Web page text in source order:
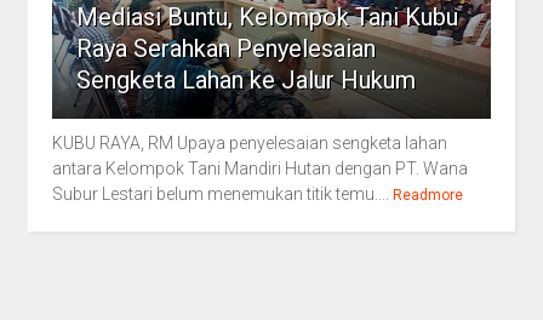
Mediasi Buntu, Kelompok Tani Kubu
Raya Serahkan Penyelesaian
Sengketa Lahan ke Jalur Hukum
KUBU RAYA, RM Upaya penyelesaian sengketa lahan
antara Kelompok Tani Mandiri Hutan dengan PT. Wana
Subur Lestari belum menemukan titik temu....
Readmore